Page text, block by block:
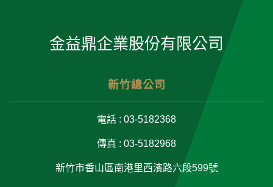
金益鼎企業股份有限公司
新竹總公司
電話 : 03-5182368
傳真 : 03-5182968
新竹市香山區南港里西濱路六段599號